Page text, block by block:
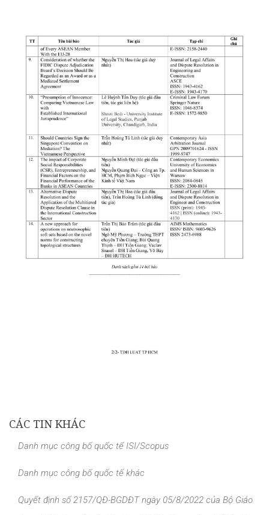
CÁC TIN KHÁC
Danh mục công bố quốc tế ISI/Scopus
Danh mục công bố quốc tế khác
Quyết định số 2157/QĐ-BGDĐT ngày 05/8/2022 của Bộ Giáo